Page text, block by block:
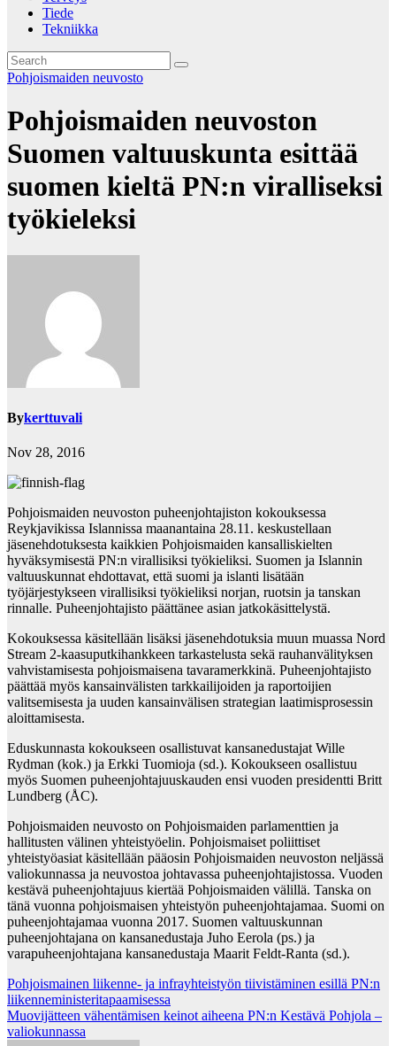
Tiede
Tekniikka
Pohjoismaiden neuvosto
Pohjoismaiden neuvoston
Suomen valtuuskunta esittää
suomen kieltä PN:n viralliseksi
työkieleksi
Bykerttuvali
Nov 28, 2016
Pohjoismaiden neuvoston puheenjohtajiston kokouksessa
Reykjavikissa Islannissa maanantaina 28.11. keskustellaan
jäsenehdotuksesta kaikkien Pohjoismaiden kansalliskielten
hyväksymisestä PN:n virallisiksi työkieliksi. Suomen ja Islannin
valtuuskunnat ehdottavat, että suomi ja islanti lisätään
työjärjestykseen virallisiksi työkieliksi norjan, ruotsin ja tanskan
rinnalle. Puheenjohtajisto päättänee asian jatkokäsittelystä.
Kokouksessa käsitellään lisäksi jäsenehdotuksia muun muassa Nord
Stream 2-kaasuputkihankkeen tarkastelusta sekä rauhanvälityksen
vahvistamisesta pohjoismaisena tavaramerkkinä. Puheenjohtajisto
päättää myös kansainvälisten tarkkailijoiden ja raportoijien
valitsemisesta ja uuden kansainvälisen strategian laatimisprosessin
aloittamisesta.
Eduskunnasta kokoukseen osallistuvat kansanedustajat Wille
Rydman (kok.) ja Erkki Tuomioja (sd.). Kokoukseen osallistuu
myös Suomen puheenjohtajuuskauden ensi vuoden presidentti Britt
Lundberg (ÅC).
Pohjoismaiden neuvosto on Pohjoismaiden parlamenttien ja
hallitusten välinen yhteistyöelin. Pohjoismaiset poliittiset
yhteistyöasiat käsitellään pääosin Pohjoismaiden neuvoston neljässä
valiokunnassa ja neuvostoa johtavassa puheenjohtajistossa. Vuoden
kestävä puheenjohtajuus kiertää Pohjoismaiden välillä. Tanska on
tänä vuonna pohjoismaisen yhteistyön puheenjohtajamaa. Suomi on
puheenjohtajamaa vuonna 2017. Suomen valtuuskunnan
puheenjohtajana on kansanedustaja Juho Eerola (ps.) ja
varapuheenjohtajana kansanedustaja Maarit Feldt-Ranta (sd.).
Post
navigation
Pohjoismainen liikenne- ja infrayhteistyön tiivistäminen esillä PN:n
liikenneministeritapaamisessa
Muovijätteen vähentämisen keinot aiheena PN:n Kestävä Pohjola –
valiokunnassa